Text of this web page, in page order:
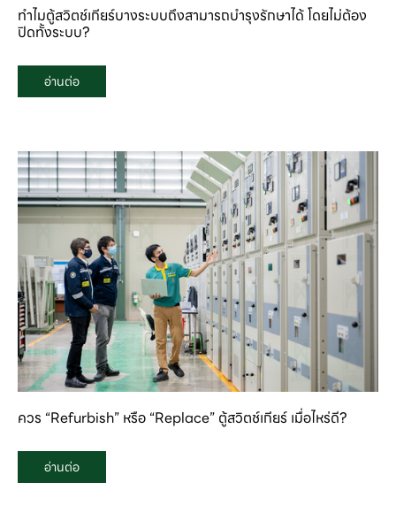
ทำไมตู้สวิตช์เกียร์บางระบบถึงสามารถบำรุงรักษาได้ โดยไม่ต้อง
ปิดทั้งระบบ?
อ่านต่อ
ควร “Refurbish” หรือ “Replace” ตู้สวิตช์เกียร์ เมื่อไหร่ดี?
อ่านต่อ